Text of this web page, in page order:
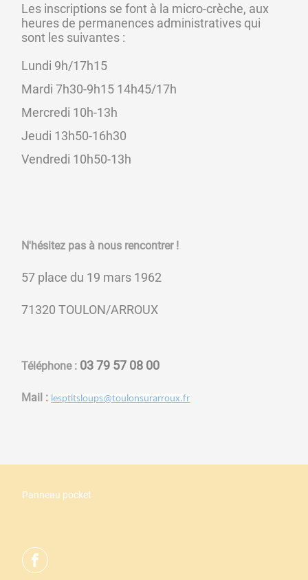
Les inscriptions se font à la micro-crèche, aux
heures de permanences administratives qui
sont les suivantes :
Lundi 9h/17h15
Mardi 7h30-9h15 14h45/17h
Mercredi 10h-13h
Jeudi 13h50-16h30
Vendredi 10h50-13h
N'hésitez pas à nous rencontrer !
57 place du 19 mars 1962
71320 TOULON/ARROUX
Téléphone : 03 79 57 08 00
Mail : lesptitsloups@toulonsurarroux.fr
Panneau pocket